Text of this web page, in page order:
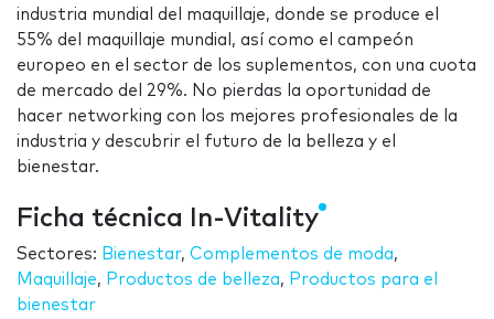
industria mundial del maquillaje, donde se produce el
55% del maquillaje mundial, así como el campeón
europeo en el sector de los suplementos, con una cuota
de mercado del 29%. No pierdas la oportunidad de
hacer networking con los mejores profesionales de la
industria y descubrir el futuro de la belleza y el
bienestar.
Ficha técnica In-Vitality
Sectores: Bienestar, Complementos de moda,
Maquillaje, Productos de belleza, Productos para el
bienestar